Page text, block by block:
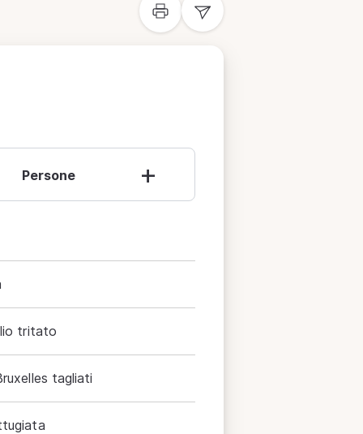
Persone +
tritato
tagliati